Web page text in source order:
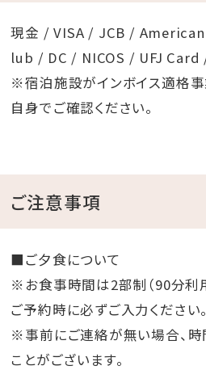
現金 / VISA / JCB /
lub / DC / NICOS / UFJ
※宿泊施設がインボイス適格
自身でご確認ください。
ご注意事項
■ご夕食について
※お食事時間は2部制（90分利
ご予約時に必ずご入力ください。
※事前にご連絡が無い場合、時
ことがございます。